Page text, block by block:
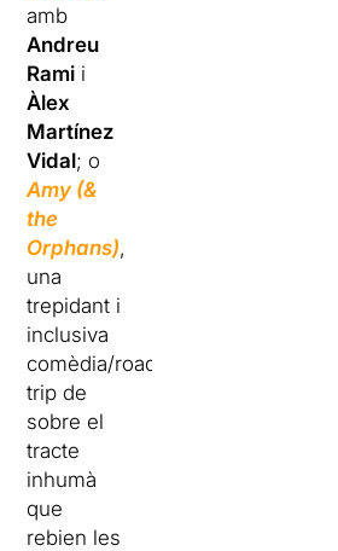
amb
Andreu
Rami i
Àlex
Martínez
Vidal; o
Amy (&
the
Orphans),
una
trepidant i
inclusiva
comèdia/road-
trip de
sobre el
tracte
inhumà
que
rebien les